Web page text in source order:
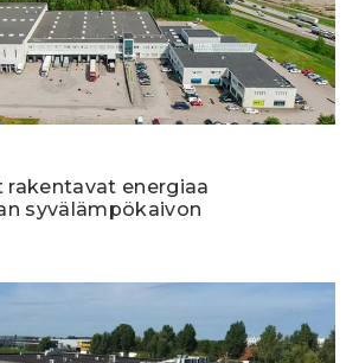
rakentavat energiaa
syvälämpökaivon